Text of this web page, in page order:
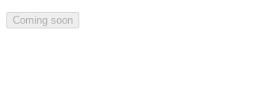
Coming soon